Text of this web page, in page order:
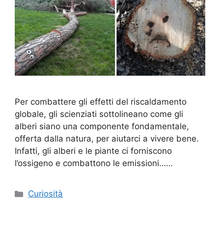
Per combattere gli effetti del riscaldamento
globale, gli scienziati sottolineano come gli
alberi siano una componente fondamentale,
offerta dalla natura, per aiutarci a vivere bene.
Infatti, gli alberi e le piante ci forniscono
l’ossigeno e combattono le emissioni……
Categorie
Curiosità